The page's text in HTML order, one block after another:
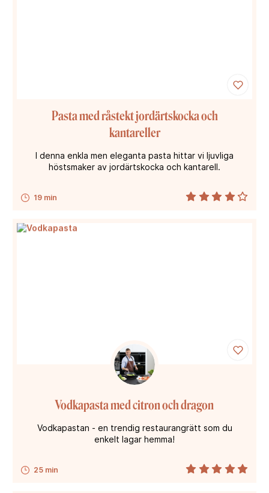
19 min
Pasta med råstekt jordärtskocka och
kantareller
I denna enkla men eleganta pasta hittar vi ljuvliga
höstsmaker av jordärtskocka och kantarell.
25 min
Vodkapasta med citron och dragon
Vodkapastan - en trendig restaurangrätt som du
enkelt lagar hemma!